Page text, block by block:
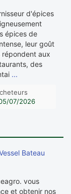
d'épices
épices de
leur goût
aux
des
...
07/2026
Bateau
vous
et obtenir nos